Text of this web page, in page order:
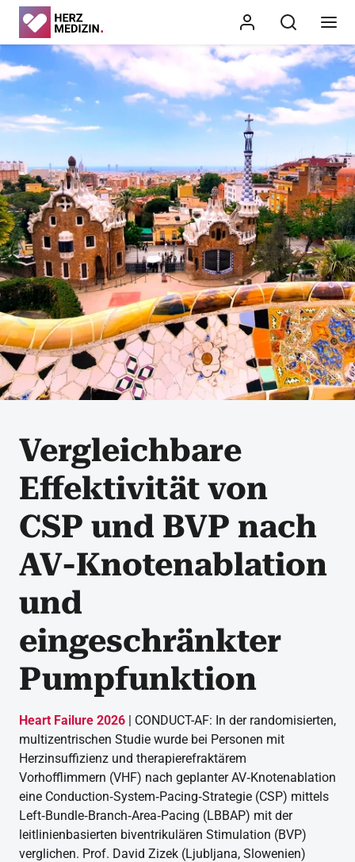
Vergleichbare
Effektivität von
CSP und BVP nach
AV-Knotenablation
und
eingeschränkter
Pumpfunktion
Heart Failure 2026 | CONDUCT-AF: In der randomisierten,
multizentrischen Studie wurde bei Personen mit
Herzinsuffizienz und therapierefraktärem
Vorhofflimmern (VHF) nach geplanter AV‑Knotenablation
eine Conduction‑System‑Pacing‑Strategie (CSP) mittels
Left‑Bundle‑Branch‑Area‑Pacing (LBBAP) mit der
leitlinienbasierten biventrikulären Stimulation (BVP)
verglichen. Prof. David Zizek (Ljubljana, Slowenien)